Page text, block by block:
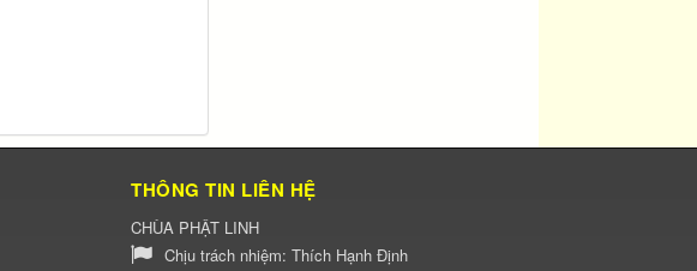
THÔNG TIN LIÊN HỆ
CHÙA PHẬT LINH
Chịu trách nhiệm: Thích Hạnh Định